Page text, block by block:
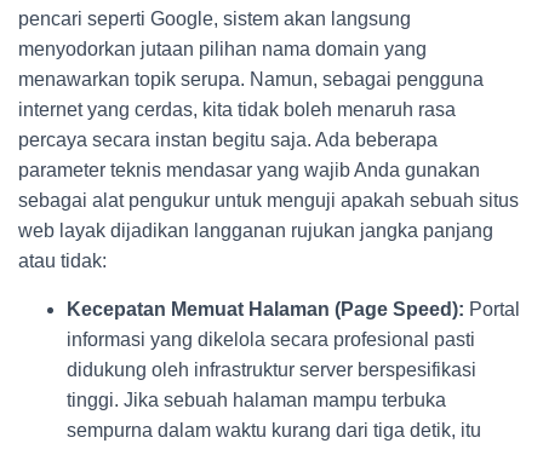
pencari seperti Google, sistem akan langsung
menyodorkan jutaan pilihan nama domain yang
menawarkan topik serupa. Namun, sebagai pengguna
internet yang cerdas, kita tidak boleh menaruh rasa
percaya secara instan begitu saja. Ada beberapa
parameter teknis mendasar yang wajib Anda gunakan
sebagai alat pengukur untuk menguji apakah sebuah situs
web layak dijadikan langganan rujukan jangka panjang
atau tidak:
Kecepatan Memuat Halaman (Page Speed): Portal
informasi yang dikelola secara profesional pasti
didukung oleh infrastruktur server berspesifikasi
tinggi. Jika sebuah halaman mampu terbuka
sempurna dalam waktu kurang dari tiga detik, itu